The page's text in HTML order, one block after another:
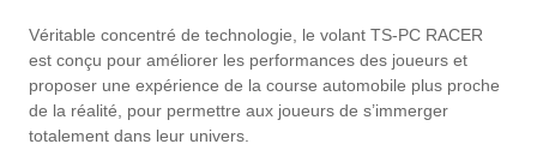
Véritable concentré de technologie, le volant TS-PC RACER
est conçu pour améliorer les performances des joueurs et
proposer une expérience de la course automobile plus proche
de la réalité, pour permettre aux joueurs de s’immerger
totalement dans leur univers.